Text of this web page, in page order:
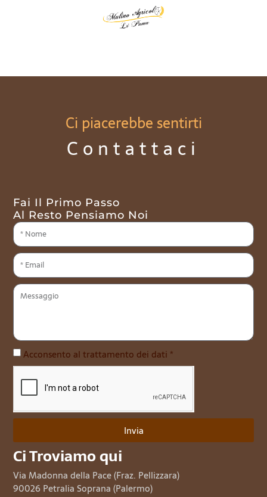
Ci piacerebbe sentirti
Contattaci
Ci Troviamo qui
Via Madonna della Pace (Fraz. Pellizzara)
90026 Petralia Soprana (Palermo)
Fai Il Primo Passo
Al Resto Pensiamo Noi
Acconsento al trattamento dei dati *
Invia